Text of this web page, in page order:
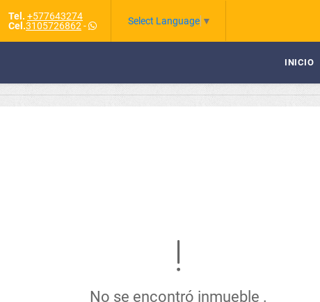
Tel. +577643274
Cel.3105726862 - Select Language ▼
INICIO
No se encontró inmueble .